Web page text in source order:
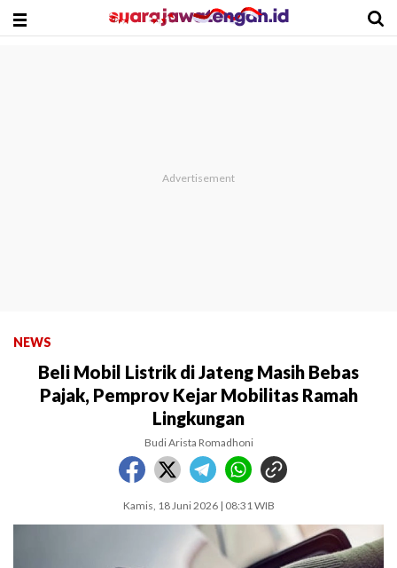
NEWS
Beli Mobil Listrik di Jateng Masih Bebas
Pajak, Pemprov Kejar Mobilitas Ramah
Lingkungan
Budi Arista Romadhoni
Kamis, 18 Juni 2026 | 08:31 WIB